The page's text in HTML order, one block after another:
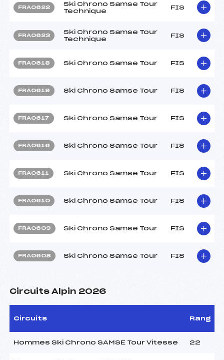
FRA0622
Ski Chrono Samse Tour
Technique
FIS
FRA0623
Ski Chrono Samse Tour
Technique
FIS
FRA0618 Ski Chrono Samse Tour FIS
FRA0619 Ski Chrono Samse Tour FIS
FRA0617 Ski Chrono Samse Tour FIS
FRA0616 Ski Chrono Samse Tour FIS
FRA0611 Ski Chrono Samse Tour FIS
FRA0610 Ski Chrono Samse Tour FIS
FRA0609 Ski Chrono Samse Tour FIS
FRA0608 Ski Chrono Samse Tour FIS
Circuits Alpin 2026
Circuits Rang
Hommes Ski Chrono SAMSE Tour Vitesse 22